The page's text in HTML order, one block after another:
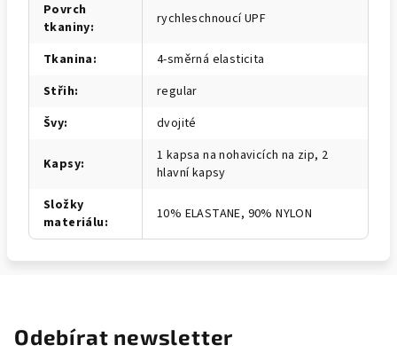
Povrch
tkaniny: rychleschnoucí UPF
Tkanina:
4-směrná elasticita
Střih:
regular
Švy: dvojité
Kapsy:
1 kapsa na nohavicích na zip, 2
hlavní kapsy
Složky
materiálu: 10% ELASTANE, 90% NYLON
Odebírat newsletter